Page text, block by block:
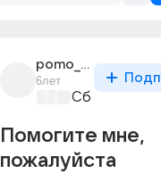
pomo_tirm
6лет
Сборная
Помогите мне,
пожалуйста